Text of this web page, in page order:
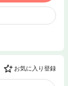
お気に入り登録